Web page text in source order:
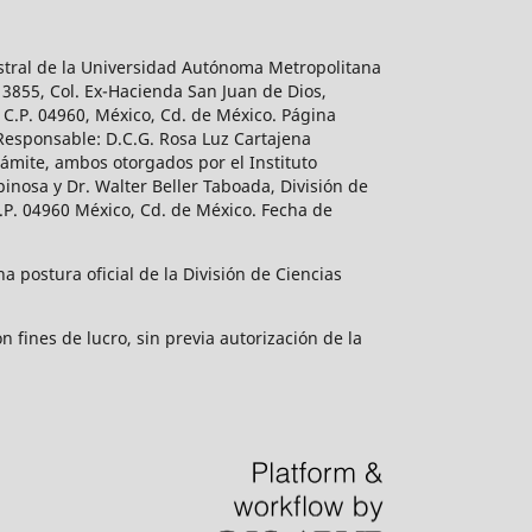
de la Universidad Autónoma Metropolitana
Col. Ex-Hacienda San Juan de Dios,
04960, México, Cd. de México. Página
D.C.G. Rosa Luz Cartajena
ambos otorgados por el Instituto
y Dr. Walter Beller Taboada, División de
04960 México, Cd. de México. Fecha de
postura oficial de la División de Ciencias
fines de lucro, sin previa autorización de la